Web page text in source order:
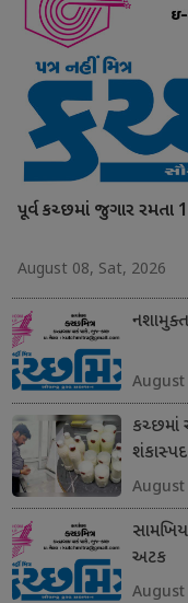
પૂર્વ કચ્છમાં જુગાર રમતા
August 08, Sat, 2026
August
કચ્છમાં
August
અટક
August